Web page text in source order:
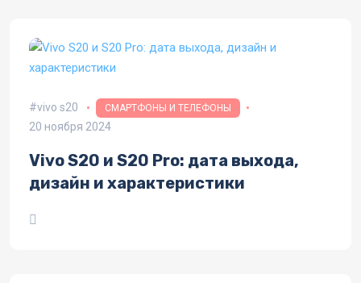
vivo s20 СМАРТФОНЫ И ТЕЛЕФОНЫ
20 ноября 2024
Vivo S20 и S20 Pro: дата выхода,
дизайн и характеристики